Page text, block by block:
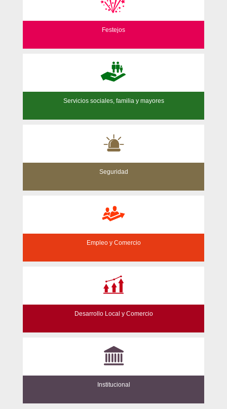
Festejos
Servicios sociales, familia y mayores
Seguridad
Empleo y Comercio
Desarrollo Local y Comercio
Institucional